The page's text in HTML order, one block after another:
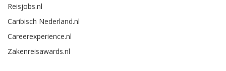
Reisjobs.nl
Caribisch Nederland.nl
Careerexperience.nl
Zakenreisawards.nl